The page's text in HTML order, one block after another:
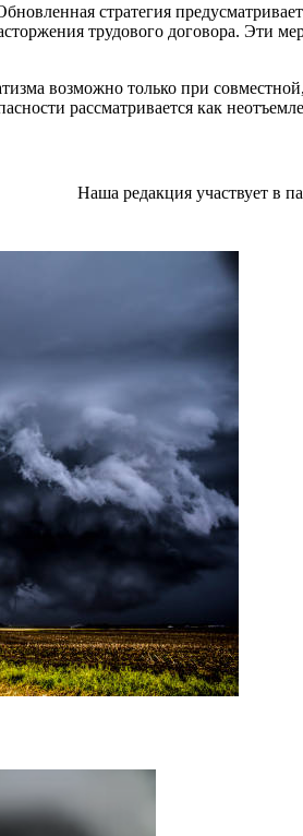
стратегия
трудового договора. Эти
возможно только при
рассматривается как
Наша редакция участвует в